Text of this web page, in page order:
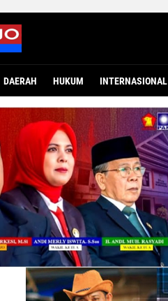
DAERAH HUKUM INTERNASIONAL